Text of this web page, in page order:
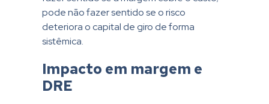
pode não fazer sentido se o risco
deteriora o capital de giro de forma
sistêmica.
Impacto em margem e
DRE